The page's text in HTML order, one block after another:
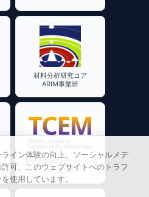
材料分析研究コア
ARIM事業班
東北先端顕微鏡センター
（TCEM）
イン体験の向上、ソーシャルメデ
可、このウェブサイトへのトラフ
使用しています。